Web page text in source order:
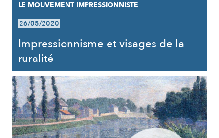
LE MOUVEMENT IMPRESSIONNISTE
26/05/2020
Impressionnisme et visages de la
ruralité